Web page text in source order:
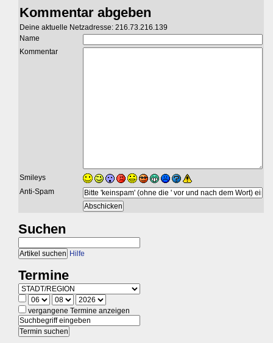
Kommentar abgeben
Deine aktuelle Netzadresse: 216.73.216.139
Name
Kommentar
Smileys
Anti-Spam
Suchen
Hilfe
Termine
vergangene Termine anzeigen